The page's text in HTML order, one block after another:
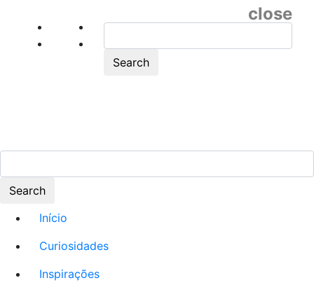
close
Search
Search
Início
Curiosidades
Inspirações